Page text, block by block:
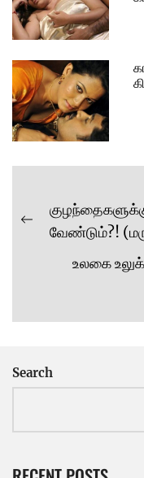
Post
navigation
Previous
வேண்டும்?!
உலகை
Search